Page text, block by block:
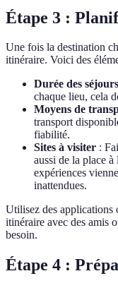
Étape 3 :
Une fois la destination
itinéraire. Voici des
Durée des séjours
chaque lieu, cela
Moyens de
transport
fiabilité.
Sites à visiter :
aussi de la place
expériences
inattendues.
Utilisez des applications
itinéraire avec des amis
besoin.
Étape 4 :